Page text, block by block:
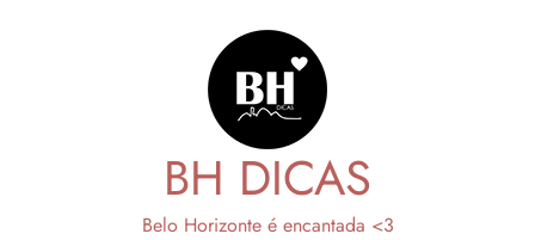
BH DICAS
Belo Horizonte é encantada <3